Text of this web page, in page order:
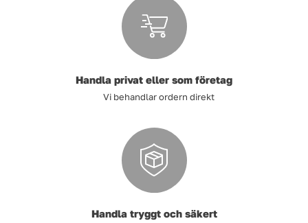
Handla privat eller som företag
Vi behandlar ordern direkt
Handla tryggt och säkert